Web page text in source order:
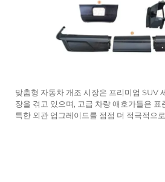
맞춤형 자동차 개조 시장은 프리미엄 SUV
장을 겪고 있으며, 고급 차량 애호가들은
특한 외관 업그레이드를 점점 더 적극적으